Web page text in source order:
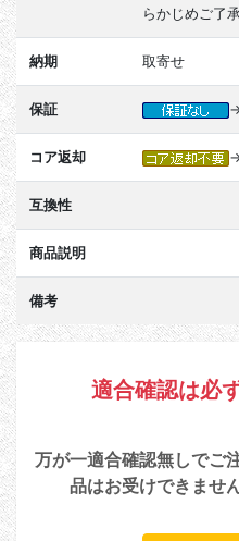
らかじめご了
納期 取寄せ
保証
コア返却
互換性
商品説明
備考
適合確認は必
万が一適合確認無しでご
品はお受けできませ